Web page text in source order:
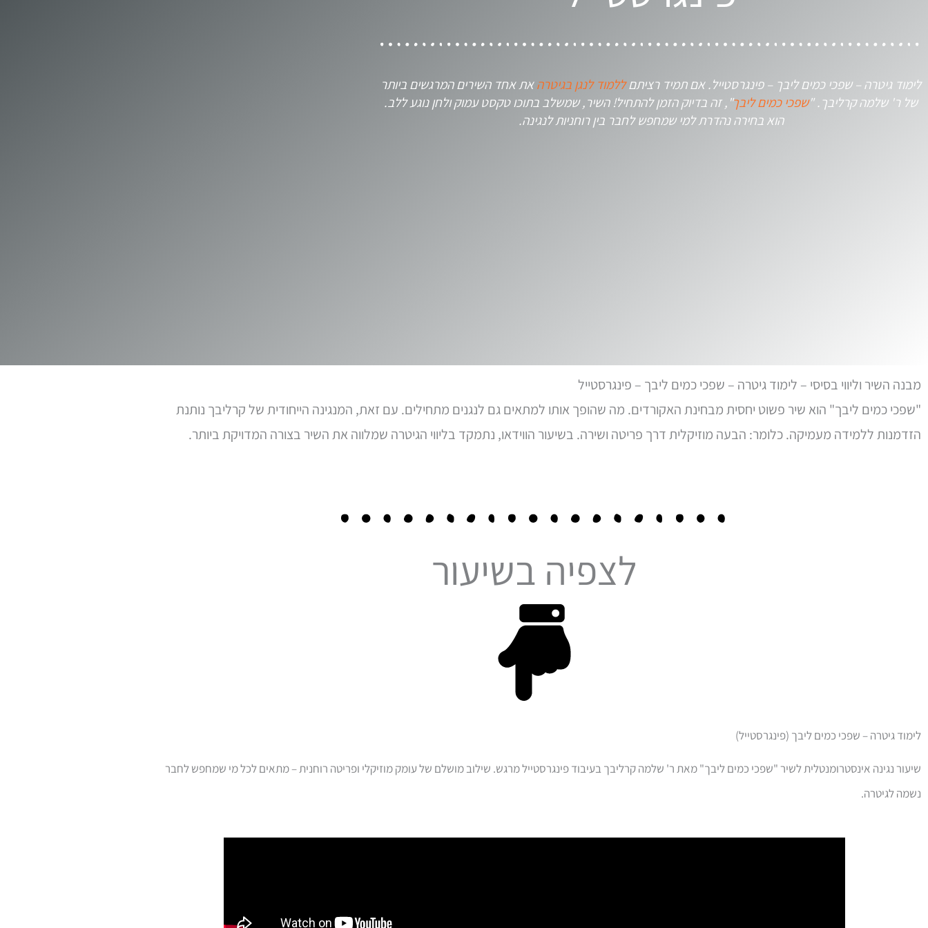
לימוד גיטרה – שפכי כמים ליבך – פינגרסטייל. אם תמיד רציתםללמוד לנגן בגיטרהאת אחד השירים המרגשים ביותר
של ר' שלמה קרליבך. "שפכי כמים ליבך", זה בדיוק הזמן להתחיל! השיר, שמשלב בתוכו טקסט עמוק ולחן נוגע ללב.
הוא בחירה נהדרת למי שמחפש לחבר בין רוחניות לנגינה.
מבנה השיר וליווי בסיסי – לימוד גיטרה – שפכי כמים ליבך – פינגרסטייל
"שפכי כמים ליבך" הוא שיר פשוט יחסית מבחינת האקורדים. מה שהופך אותו למתאים גם לנגנים מתחילים. עם זאת, המנגינה הייחודית של קרליבך נותנת
הזדמנות ללמידה מעמיקה. כלומר: הבעה מוזיקלית דרך פריטה ושירה. בשיעור הווידאו, נתמקד בליווי הגיטרה שמלווה את השיר בצורה המדויקת ביותר.
לצפיה בשיעור
לימוד גיטרה – שפכי כמים ליבך (פינגרסטייל)
שיעור נגינה אינסטרומנטלית לשיר "שפכי כמים ליבך" מאת ר' שלמה קרליבך בעיבוד פינגרסטייל מרגש. שילוב מושלם של עומק מוזיקלי ופריטה רוחנית – מתאים לכל מי שמחפש לחבר
נשמה לגיטרה.